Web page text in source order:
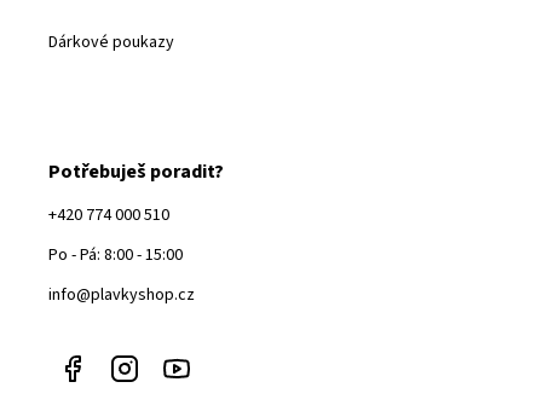
Dárkové poukazy
Potřebuješ poradit?
+420 774 000 510
Po - Pá: 8:00 - 15:00
info@plavkyshop.cz